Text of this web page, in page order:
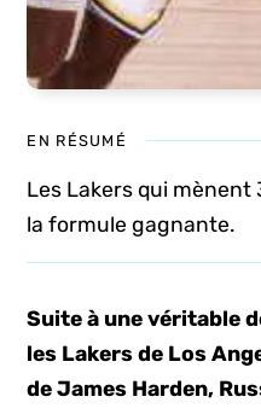
EN RÉSUMÉ
Les Lakers qui
la formule gagnante.
Suite à une véritable
les Lakers de Los
de James Harden,